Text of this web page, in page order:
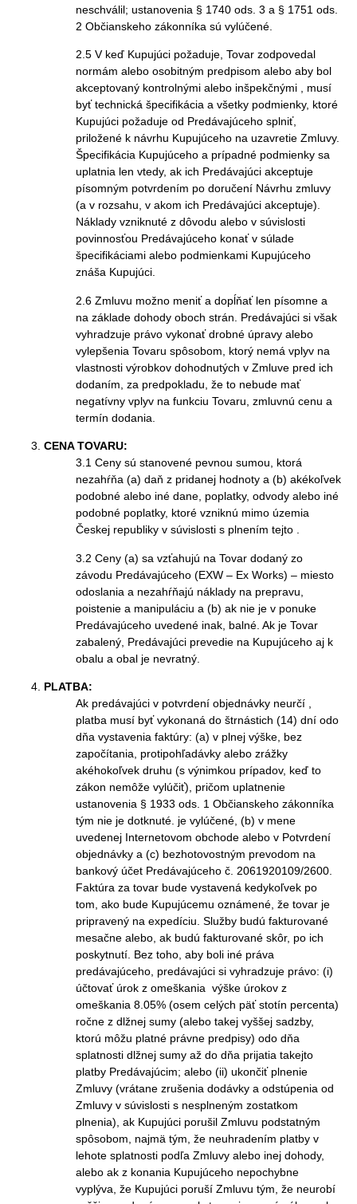
neschválil; ustanovenia § 1740 ods. 3 a § 1751 ods.
2 Občianskeho zákonníka sú vylúčené.
2.5 V keď Kupujúci požaduje, Tovar zodpovedal
normám alebo osobitným predpisom alebo aby bol
akceptovaný kontrolnými alebo inšpekčnými , musí
byť technická špecifikácia a všetky podmienky, ktoré
Kupujúci požaduje od Predávajúceho splniť,
priložené k návrhu Kupujúceho na uzavretie Zmluvy.
Špecifikácia Kupujúceho a prípadné podmienky sa
uplatnia len vtedy, ak ich Predávajúci akceptuje
písomným potvrdením po doručení Návrhu zmluvy
(a v rozsahu, v akom ich Predávajúci akceptuje).
Náklady vzniknuté z dôvodu alebo v súvislosti
povinnosťou Predávajúceho konať v súlade
špecifikáciami alebo podmienkami Kupujúceho
znáša Kupujúci.
2.6 Zmluvu možno meniť a dopĺňať len písomne a
na základe dohody oboch strán. Predávajúci si však
vyhradzuje právo vykonať drobné úpravy alebo
vylepšenia Tovaru spôsobom, ktorý nemá vplyv na
vlastnosti výrobkov dohodnutých v Zmluve pred ich
dodaním, za predpokladu, že to nebude mať
negatívny vplyv na funkciu Tovaru, zmluvnú cenu a
termín dodania.
CENA TOVARU:
3.1 Ceny sú stanovené pevnou sumou, ktorá
nezahŕňa (a) daň z pridanej hodnoty a (b) akékoľvek
podobné alebo iné dane, poplatky, odvody alebo iné
podobné poplatky, ktoré vzniknú mimo územia
Českej republiky v súvislosti s plnením tejto .
3.2 Ceny (a) sa vzťahujú na Tovar dodaný zo
závodu Predávajúceho (EXW – Ex Works) – miesto
odoslania a nezahŕňajú náklady na prepravu,
poistenie a manipuláciu a (b) ak nie je v ponuke
Predávajúceho uvedené inak, balné. Ak je Tovar
zabalený, Predávajúci prevedie na Kupujúceho aj k
obalu a obal je nevratný.
PLATBA:
Ak predávajúci v potvrdení objednávky neurčí ,
platba musí byť vykonaná do štrnástich (14) dní odo
dňa vystavenia faktúry: (a) v plnej výške, bez
započítania, protipohľadávky alebo zrážky
akéhokoľvek druhu (s výnimkou prípadov, keď to
zákon nemôže vylúčiť), pričom uplatnenie
ustanovenia § 1933 ods. 1 Občianskeho zákonníka
tým nie je dotknuté. je vylúčené, (b) v mene
uvedenej Internetovom obchode alebo v Potvrdení
objednávky a (c) bezhotovostným prevodom na
bankový účet Predávajúceho č. 2061920109/2600.
Faktúra za tovar bude vystavená kedykoľvek po
tom, ako bude Kupujúcemu oznámené, že tovar je
pripravený na expedíciu. Služby budú fakturované
mesačne alebo, ak budú fakturované skôr, po ich
poskytnutí. Bez toho, aby boli iné práva
predávajúceho, predávajúci si vyhradzuje právo: (i)
účtovať úrok z omeškania výške úrokov z
omeškania 8.05% (osem celých päť stotín percenta)
ročne z dlžnej sumy (alebo takej vyššej sadzby,
ktorú môžu platné právne predpisy) odo dňa
splatnosti dlžnej sumy až do dňa prijatia takejto
platby Predávajúcim; alebo (ii) ukončiť plnenie
Zmluvy (vrátane zrušenia dodávky a odstúpenia od
Zmluvy v súvislosti s nesplneným zostatkom
plnenia), ak Kupujúci porušil Zmluvu podstatným
spôsobom, najmä tým, že neuhradením platby v
lehote splatnosti podľa Zmluvy alebo inej dohody,
alebo ak z konania Kupujúceho nepochybne
vyplýva, že Kupujúci poruší Zmluvu tým, že neurobí